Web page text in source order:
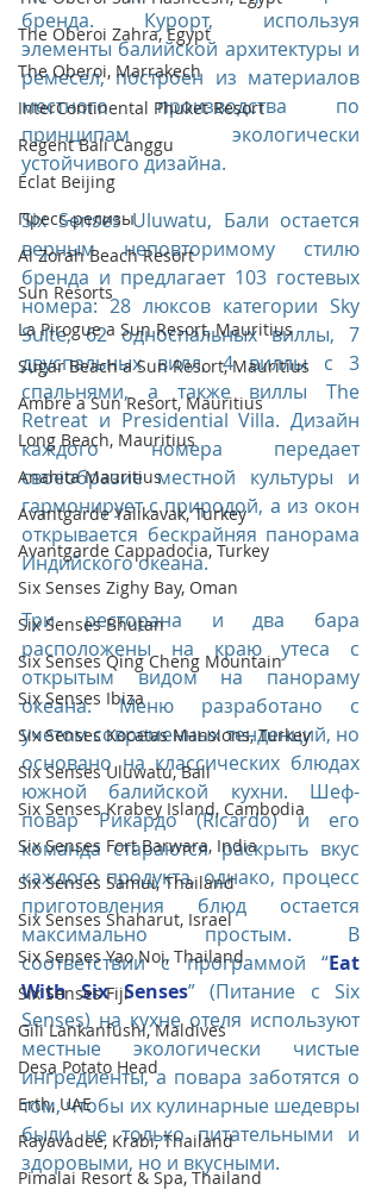
The Oberoi Zahra, Egypt
The Oberoi, Marrakech
InterContinental Phuket Resort
Regent Bali Canggu
Eclat Beijing
Пресс-релизы
Al Zorah Beach Resort
Sun Resorts
La Pirogue a Sun Resort, Mauritius
Sugar Beach a Sun Resort, Mauritius
Ambre a Sun Resort, Mauritius
Long Beach, Mauritius
Anahita Mauritius
Avantgarde Yalıkavak, Turkey
Avantgarde Cappadocia, Turkey
Six Senses Zighy Bay, Oman
Six Senses Bhutan
Six Senses Qing Cheng Mountain
Six Senses Ibiza
Six Senses Kocatas Mansions, Turkey
Six Senses Uluwatu, Bali
Six Senses Krabey Island, Cambodia
Six Senses Fort Barwara, India
Six Senses Samui, Thailand
Six Senses Shaharut, Israel
Six Senses Yao Noi, Thailand
Six Senses Fiji
Gili Lankanfushi, Maldives
Desa Potato Head
Erth, UAE
Rayavadee, Krabi, Thailand
Pimalai Resort & Spa, Thailand
бренда. Курорт, используя
элементы балийской архитектуры и
ремесел, построен из материалов
местного производства по
принципам экологически
устойчивого дизайна.
Six Senses Uluwatu, Бали остается
верным неповторимому стилю
бренда и предлагает 103 гостевых
номера: 28 люксов категории Sky
Suite, 62 односпальных виллы, 7
двуспальных вилл, 4 виллы с 3
спальнями, а также виллы The
Retreat и Presidential Villa. Дизайн
каждого номера передает
своеобразие местной культуры и
гармонирует с природой, а из окон
открывается бескрайняя панорама
Индийского океана.
Три ресторана и два бара
расположены на краю утеса с
открытым видом на панораму
океана. Меню разработано с
учетом современных тенденций, но
основано на классических блюдах
южной балийской кухни. Шеф-
повар Рикардо (Ricardo) и его
команда стараются раскрыть вкус
каждого продукта, однако, процесс
приготовления блюд остается
максимально простым. В
соответствии с программой “Eat
With Six Senses” (Питание с Six
Senses) на кухне отеля используют
местные экологически чистые
ингредиенты, а повара заботятся о
том, чтобы их кулинарные шедевры
были не только питательными и
здоровыми, но и вкусными.